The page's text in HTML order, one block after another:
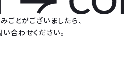
ごとがございましたら、
合わせください。